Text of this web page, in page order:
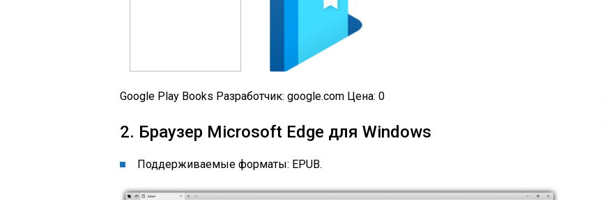
Google Play Books Разработчик: google.com Цена: 0
2. Браузер Microsoft Edge для Windows
Поддерживаемые форматы: EPUB.